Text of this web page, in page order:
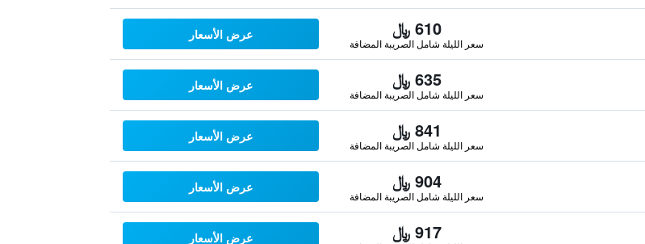
610 ﷼
سعر الليلة شامل الصريبة المضافة
عرض الأسعار
635 ﷼
سعر الليلة شامل الصريبة المضافة
عرض الأسعار
841 ﷼
سعر الليلة شامل الصريبة المضافة
عرض الأسعار
904 ﷼
سعر الليلة شامل الصريبة المضافة
عرض الأسعار
917 ﷼ عرض الأسعار